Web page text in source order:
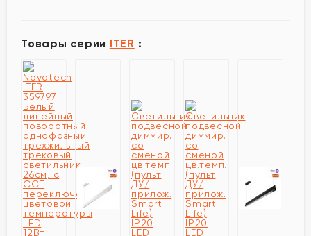
Товары серии ITER :